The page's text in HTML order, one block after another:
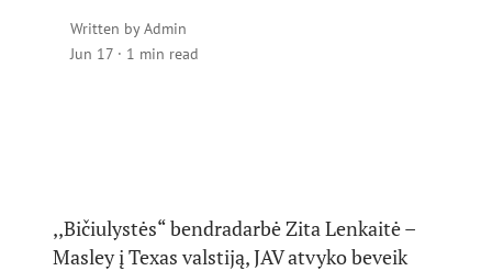
Written byAdmin
Jun 17 · 1 min read
,,Bičiulystės“ bendradarbė Zita Lenkaitė –
Masley į Texas valstiją, JAV atvyko beveik